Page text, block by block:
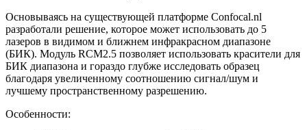
Основываясь на существующей платформе Confocal.nl
разработали решение, которое может использовать до 5
лазеров в видимом и ближнем инфракрасном диапазоне
(БИК). Модуль RCM2.5 позволяет использовать красители для
БИК диапазона и гораздо глубже исследовать образец
благодаря увеличенному соотношению сигнал/шум и
лучшему пространственному разрешению.
Особенности: